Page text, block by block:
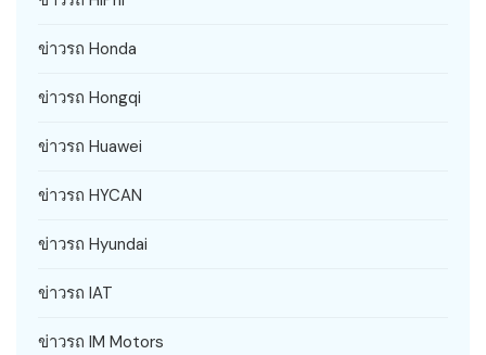
ข่าวรถ Honda
ข่าวรถ Hongqi
ข่าวรถ Huawei
ข่าวรถ HYCAN
ข่าวรถ Hyundai
ข่าวรถ IAT
ข่าวรถ IM Motors